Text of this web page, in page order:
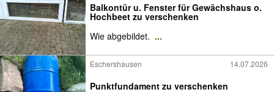
Balkontür u. Fenster für Gewächshaus o.
Hochbeet zu verschenken
Wie abgebildet. ...
Eschershausen 14.07.2026
Punktfundament zu verschenken